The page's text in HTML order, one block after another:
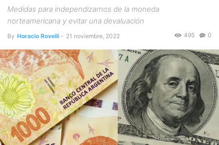
Medidas para independizarnos de la moneda
norteamericana y evitar una devaluación
By Horacio Rovelli - 21 noviembre, 2022 0
495